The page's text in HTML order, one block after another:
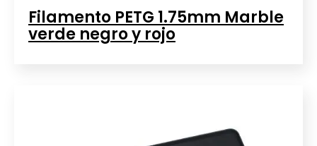
Filamento PETG 1.75mm Marble
verde negro y rojo